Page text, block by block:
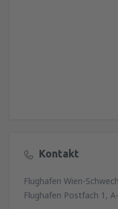
Kontakt
Flughafen Wien-
Flughafen Postfach 1,